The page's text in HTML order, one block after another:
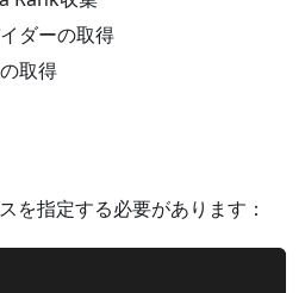
ダーの取得
取得
を指定する必要があります：